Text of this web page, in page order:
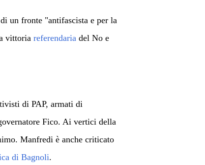
un fronte "antifascista e per la
vittoria referendariadel No e
di PAP, armati di
Fico. Ai vertici della
Manfredi è anche criticato
di Bagnoli.